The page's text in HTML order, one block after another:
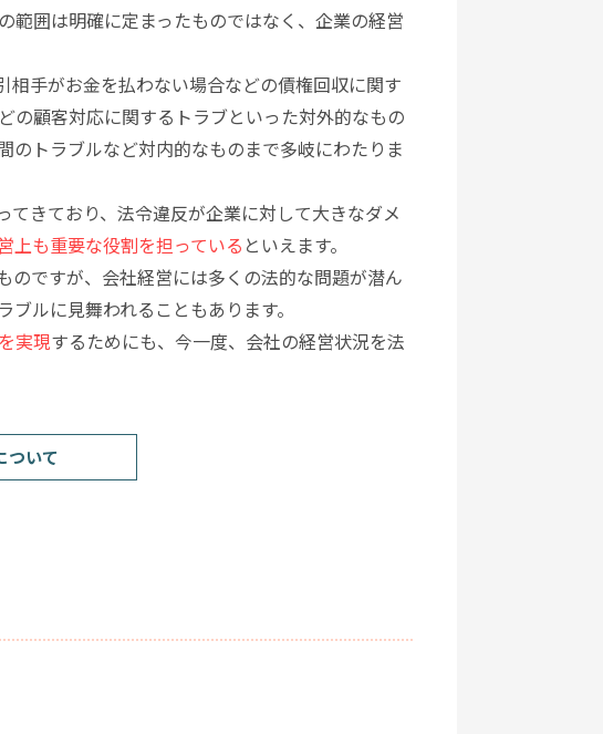
範囲は明確に定まったものではなく、企業の経営
相手がお金を払わない場合などの債権回収に関す
の顧客対応に関するトラブといった対外的なもの
のトラブルなど対内的なものまで多岐にわたりま
きており、法令違反が企業に対して大きなダメ
上も重要な役割を担っている といえます。
のですが、会社経営には多くの法的な問題が潜ん
ルに見舞われることもあります。
実現するためにも、今一度、会社の経営状況を法
ついて